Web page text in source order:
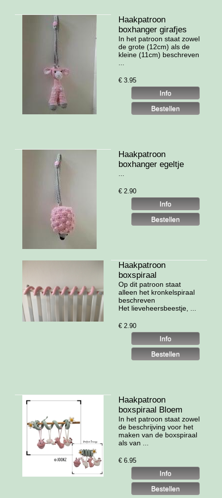
Haakpatroon
boxhanger girafjes
In het patroon staat zowel
de grote (12cm) als de
kleine (11cm) beschreven
€ 3.95
Haakpatroon
boxhanger egeltje
€ 2.90
Haakpatroon
boxspiraal
Op dit patroon staat
alleen het kronkelspiraal
beschreven
Het lieveheersbeestje, ...
€ 2.90
Haakpatroon
boxspiraal Bloem
In het patroon staat zowel
de beschrijving voor het
maken van de boxspiraal
als van ...
€ 6.95